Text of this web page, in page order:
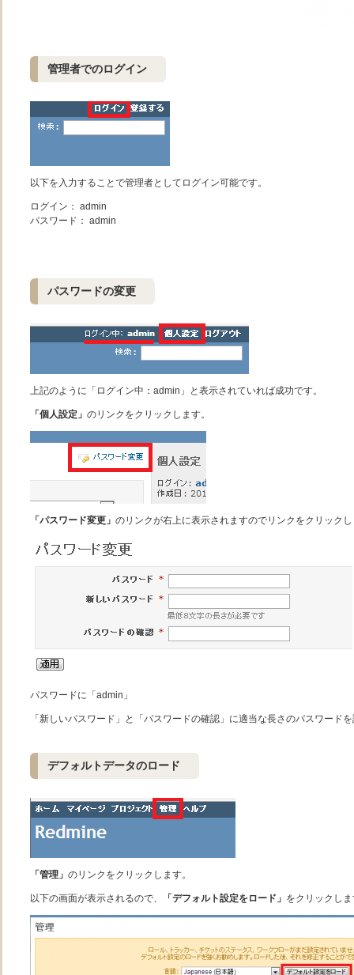
管理者でのログイン
以下を入力することで管理者としてログイン可能です。
ログイン： admin
パスワード： admin
パスワードの変更
上記のように「ログイン中：admin」と表示されていれば成功です。
「個人設定」 のリンクをクリックします。
「パスワード変更」 のリンクが右上に表示されますのでリンクをクリック
パスワードに「admin」
「新しいパスワード」と「パスワードの確認」に適当な長さのパスワード
デフォルトデータのロード
「管理」 のリンクをクリックします。
以下の画面が表示されるので、 「デフォルト設定をロード」 をクリックし